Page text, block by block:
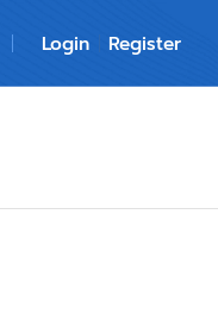
Login Register